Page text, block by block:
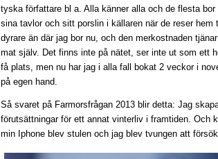
tyska författare bl a. Alla känner alla och de flesta
sina tavlor och sitt porslin i källaren när de reser hem
dyrare än där jag bor nu, och den merkostnaden
mat själv. Det finns inte på nätet, ser inte ut som ett
få plats, men nu har jag i alla fall bokat 2 veckor i
på egen hand.
Så svaret på Farmorsfrågan 2013 blir detta: Jag
förutsättningar för ett annat vinterliv i framtiden. Och
min Iphone blev stulen och jag blev tvungen att